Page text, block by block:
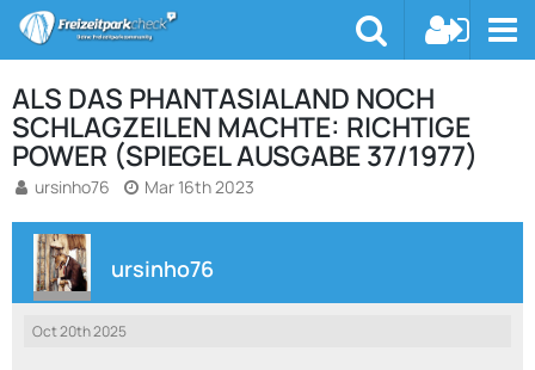
ALS DAS PHANTASIALAND NOCH
SCHLAGZEILEN MACHTE: RICHTIGE
POWER (SPIEGEL AUSGABE 37/1977)
ursinho76 Mar 16th 2023
ursinho76
Oct 20th 2025